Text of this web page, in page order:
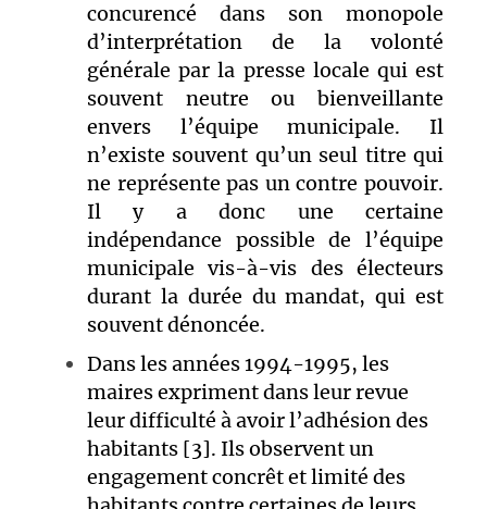
concurencé dans son monopole
d’interprétation de la volonté
générale par la presse locale qui est
souvent neutre ou bienveillante
envers l’équipe municipale. Il
n’existe souvent qu’un seul titre qui
ne représente pas un contre pouvoir.
Il y a donc une certaine
indépendance possible de l’équipe
municipale vis-à-vis des électeurs
durant la durée du mandat, qui est
souvent dénoncée.
Dans les années 1994-1995, les
maires expriment dans leur revue
leur difficulté à avoir l’adhésion des
habitants [3]. Ils observent un
engagement concrêt et limité des